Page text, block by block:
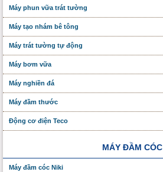
Máy phun vữa trát tường
Máy tạo nhám bê tông
Máy trát tường tự động
Máy bơm vữa
Máy nghiền đá
Máy đầm thước
Động cơ điện Teco
MÁY ĐẦM CÓC
Máy đầm cóc Niki